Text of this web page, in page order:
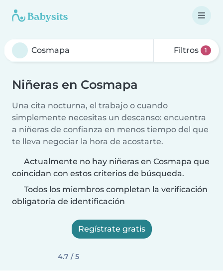
Filtros 1
Niñeras en Cosmapa
Una cita nocturna, el trabajo o cuando
simplemente necesitas un descanso: encuentra
a niñeras de confianza en menos tiempo del que
te lleva negociar la hora de acostarte.
Actualmente no hay niñeras en Cosmapa que
coincidan con estos criterios de búsqueda.
Todos los miembros completan la verificación
obligatoria de identificación
Regístrate gratis
4.7 / 5